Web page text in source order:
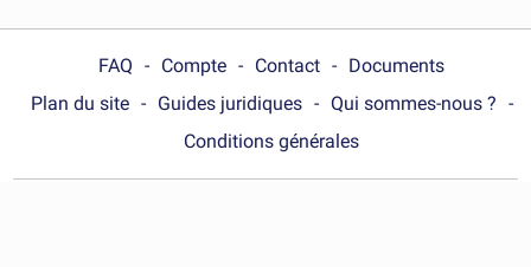
FAQ Compte Contact
Documents
Plan du site
Guides juridiques
Qui sommes-nous ?
Conditions générales